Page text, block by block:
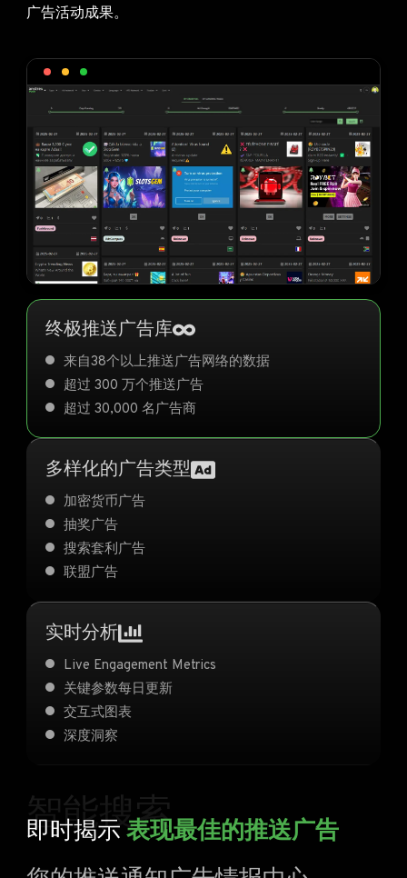
广告活动成果。
终极推送广告库
来自38个以上推送广告网络的数据
超过 300 万个推送广告
超过 30,000 名广告商
多样化的广告类型
加密货币广告
抽奖广告
搜索套利广告
联盟广告
实时分析
Live Engagement Metrics
关键参数每日更新
交互式图表
深度洞察
智能搜索
即时揭示 表现最佳的推送广告